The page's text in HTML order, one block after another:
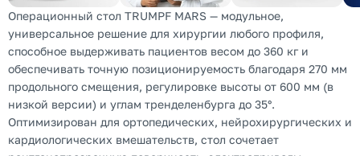
Операционный стол TRUMPF MARS — модульное,
универсальное решение для хирургии любого профиля,
способное выдерживать пациентов весом до 360 кг и
обеспечивать точную позиционируемость благодаря 270 мм
продольного смещения, регулировке высоты от 600 мм (в
низкой версии) и углам тренделенбурга до 35°.
Оптимизирован для ортопедических, нейрохирургических и
кардиологических вмешательств, стол сочетает